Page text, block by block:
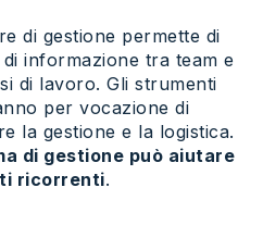
di gestione permette di
informazione tra team e
di lavoro. Gli strumenti
per vocazione di
la gestione e la logistica.
di gestione può aiutare
ricorrenti.